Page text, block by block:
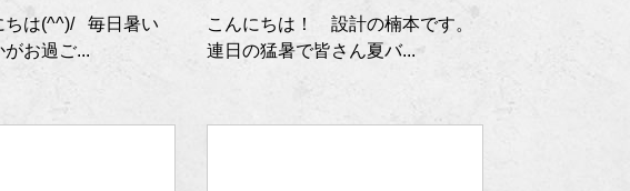
ちは(^^)/ 毎日暑い
お過ご...
こんにちは！ 設計の楠本です。
連日の猛暑で皆さん夏バ...